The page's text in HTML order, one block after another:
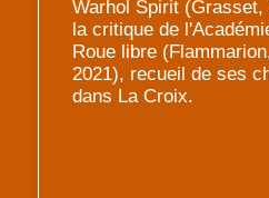
Warhol Spirit
la critique de
Roue libre
2021), recueil de ses
dans La Croix.